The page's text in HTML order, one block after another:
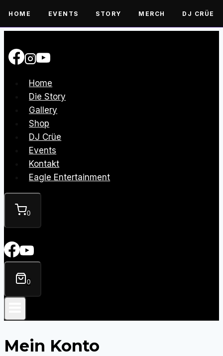
HOME EVENTS STORY MERCH DJ CRÜE
Inhalt
springen
Home
Die Story
Gallery
Shop
DJ Crüe
Events
Kontakt
Eagle Entertainment
0
0
Mein Konto